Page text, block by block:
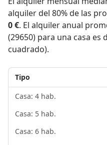
alquiler del 80% de las
0 €. El alquiler anual
(29650) para una casa es
cuadrado).
Tipo
Casa: 4 hab.
Casa: 5 hab.
Casa: 6 hab.